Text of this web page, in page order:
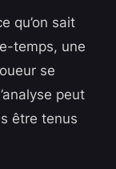
qu’on sait
temps, une
se
peut
être tenus